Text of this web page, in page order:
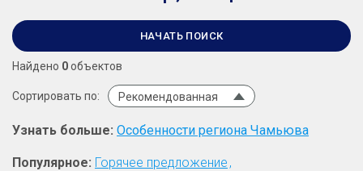
НАЧАТЬ ПОИСК
Найдено 0объектов
Сортировать по: Рекомендованная
Узнать больше: Особенности региона Чамьюва
Популярное: Горячее предложение